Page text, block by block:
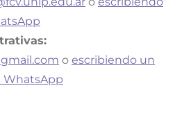
o escribiendo un
WhatsApp